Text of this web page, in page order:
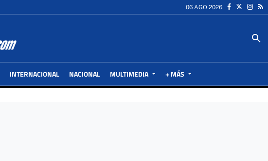
06 AGO 2026
search
INTERNACIONAL NACIONAL MULTIMEDIA + MÁS